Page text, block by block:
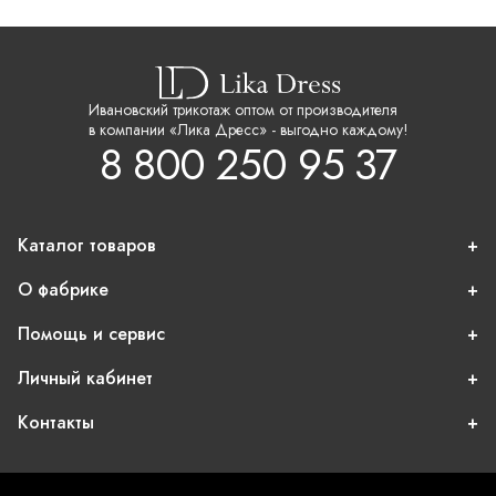
Ивановский трикотаж оптом от производителя
в компании «Лика Дресс» - выгодно каждому!
8 800 250 95 37
Каталог товаров
О фабрике
Помощь и сервис
Личный кабинет
Контакты